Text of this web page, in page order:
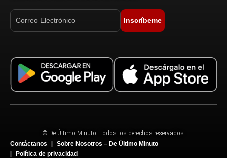
Inscríbeme
© De Último Minuto. Todos los derechos reservados.
Contáctanos
Sobre Nosotros – De Último Minuto
Política de privacidad